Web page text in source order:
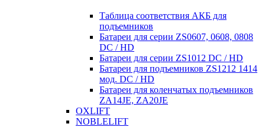
Таблица соответствия АКБ для
подъемников
Батареи для серии ZS0607, 0608, 0808
DC / HD
Батареи для серии ZS1012 DC / HD
Батареи для подъемников ZS1212 1414
мод. DC / HD
Батареи для коленчатых подъемников
ZA14JE, ZA20JE
OXLIFT
NOBLELIFT